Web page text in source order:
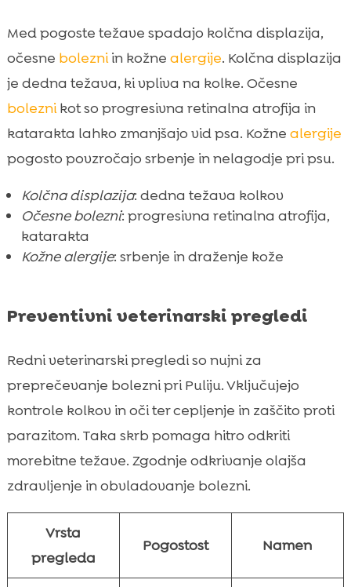
Med pogoste težave spadajo kolčna displazija,
očesne bolezniin kožne alergije. Kolčna displazija
je dedna težava, ki vpliva na kolke. Očesne
boleznikot so progresivna retinalna atrofija in
katarakta lahko zmanjšajo vid psa. Kožne alergije
pogosto povzročajo srbenje in nelagodje pri psu.
Kolčna displazija: dedna težava kolkov
Očesne bolezni: progresivna retinalna atrofija,
katarakta
Kožne alergije: srbenje in draženje kože
Preventivni veterinarski pregledi
Redni veterinarski pregledi so nujni za
preprečevanje bolezni pri Puliju. Vključujejo
kontrole kolkov in oči ter cepljenje in zaščito proti
parazitom. Taka skrb pomaga hitro odkriti
morebitne težave. Zgodnje odkrivanje olajša
zdravljenje in obvladovanje bolezni.
Vrsta
pregleda
Pogostost Namen